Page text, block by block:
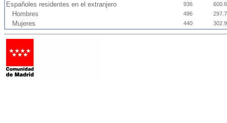
Españoles residentes en el extranjero 936
Hombres 496
Mujeres 440